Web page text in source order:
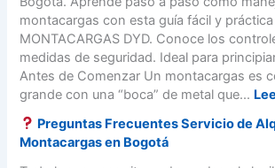
montacargas con esta guía fácil y
MONTACARGAS DYD. Conoce los
medidas de seguridad. Ideal para
Antes de Comenzar Un montacargas es
grande con una “boca” de metal que...
Preguntas Frecuentes Servicio de
Montacargas en Bogotá